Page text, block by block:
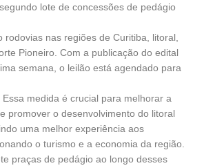
lote de concessões de pedágio
rodovias nas regiões de Curitiba, litoral,
Pioneiro. Com a publicação do edital
semana, o leilão está agendado para
medida é crucial para melhorar a
promover o desenvolvimento do litoral
uma melhor experiência aos
o turismo e a economia da região.
praças de pedágio ao longo desses